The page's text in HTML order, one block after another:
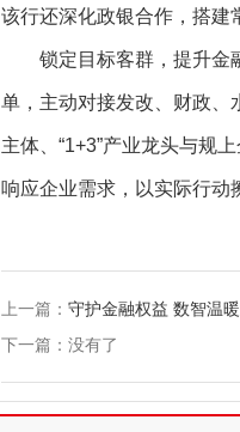
该行还深化政银合作，搭建
锁定目标客群，提升金
单，主动对接发改、财政、
主体、“1+3”产业龙头与规
响应企业需求，以实际行动
上一篇： 守护金融权益 数智温
下一篇：没有了